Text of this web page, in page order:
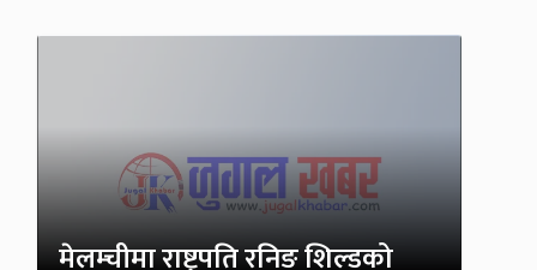
मेलम्चीमा राष्ट्रपति रनिङ शिल्डको